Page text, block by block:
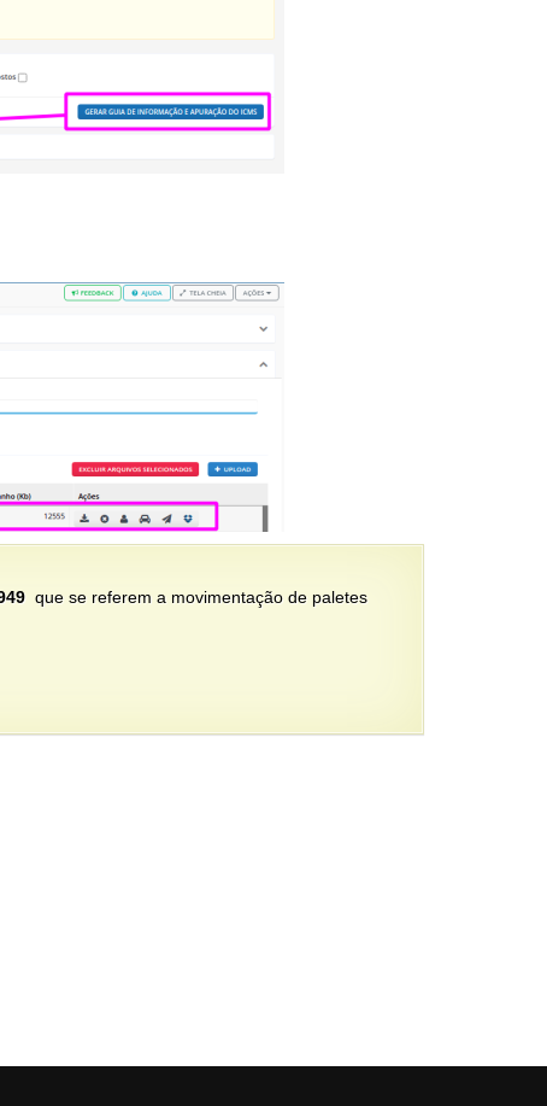
que se referem a movimentação de paletes